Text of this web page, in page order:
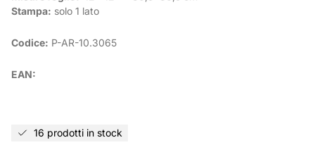
Stampa: solo 1 lato
Codice: P-AR-10.3065
EAN:
16 prodotti in stock